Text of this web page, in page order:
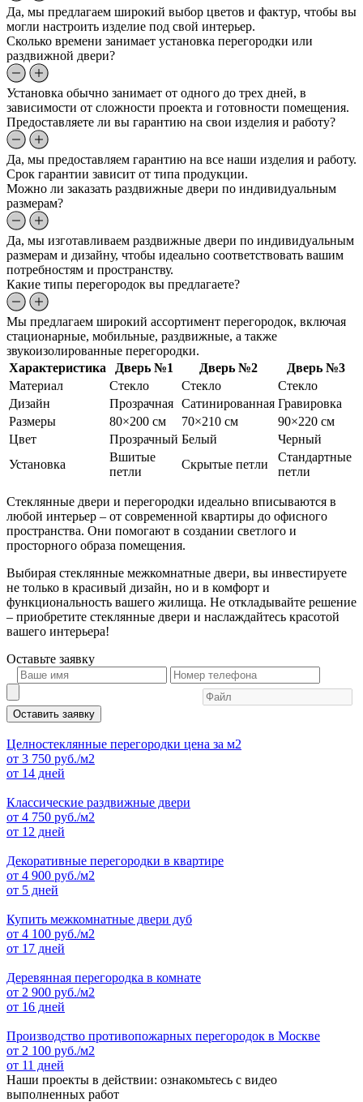
Да, мы предлагаем широкий выбор цветов и фактур, чтобы вы
могли настроить изделие под свой интерьер.
Сколько времени занимает установка перегородки или
раздвижной двери?
Установка обычно занимает от одного до трех дней, в
зависимости от сложности проекта и готовности помещения.
Предоставляете ли вы гарантию на свои изделия и работу?
Да, мы предоставляем гарантию на все наши изделия и работу.
Срок гарантии зависит от типа продукции.
Можно ли заказать раздвижные двери по индивидуальным
размерам?
Да, мы изготавливаем раздвижные двери по индивидуальным
размерам и дизайну, чтобы идеально соответствовать вашим
потребностям и пространству.
Какие типы перегородок вы предлагаете?
Мы предлагаем широкий ассортимент перегородок, включая
стационарные, мобильные, раздвижные, а также
звукоизолированные перегородки.
Характеристика
Дверь №1 Дверь №2
Дверь №3
Материал
Стекло Стекло
Стекло
Дизайн
Прозрачная Сатинированная Гравировка
Размеры
80×200 см 70×210 см
90×220 см
Цвет
Прозрачный Белый
Черный
Установка
Вшитые
петли
Скрытые петли
Стандартные
петли
Стеклянные двери и перегородки идеально вписываются в
любой интерьер – от современной квартиры до офисного
пространства. Они помогают в создании светлого и
просторного образа помещения.
Выбирая стеклянные межкомнатные двери, вы инвестируете
не только в красивый дизайн, но и в комфорт и
функциональность вашего жилища. Не откладывайте решение
– приобретите стеклянные двери и наслаждайтесь красотой
вашего интерьера!
Оставьте заявку
Оставить заявку
Целностеклянные перегородки цена за м2
от 3 750 руб./м2
от 14 дней
Классические раздвижные двери
от 4 750 руб./м2
от 12 дней
Декоративные перегородки в квартире
от 4 900 руб./м2
от 5 дней
Купить межкомнатные двери дуб
от 4 100 руб./м2
от 17 дней
Деревянная перегородка в комнате
от 2 900 руб./м2
от 16 дней
Производство противопожарных перегородок в Москве
от 2 100 руб./м2
от 11 дней
Наши проекты в действии: ознакомьтесь с видео
выполненных работ